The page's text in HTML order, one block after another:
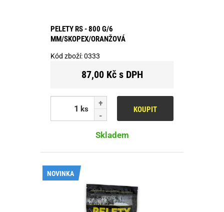
PELETY RS - 800 G/6
MM/SKOPEX/ORANŽOVÁ
Kód zboží:0333
87,00 Kč s DPH
ks KOUPIT
Skladem
NOVINKA